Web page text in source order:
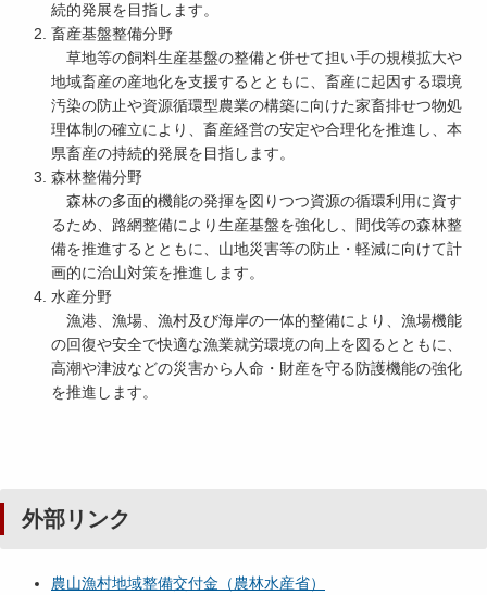
続的発展を目指します。
畜産基盤整備分野
草地等の飼料生産基盤の整備と併せて担い手の規模拡大や
地域畜産の産地化を支援するとともに、畜産に起因する環境
汚染の防止や資源循環型農業の構築に向けた家畜排せつ物処
理体制の確立により、畜産経営の安定や合理化を推進し、本
県畜産の持続的発展を目指します。
森林整備分野
森林の多面的機能の発揮を図りつつ資源の循環利用に資す
るため、路網整備により生産基盤を強化し、間伐等の森林整
備を推進するとともに、山地災害等の防止・軽減に向けて計
画的に治山対策を推進します。
水産分野
漁港、漁場、漁村及び海岸の一体的整備により、漁場機能
の回復や安全で快適な漁業就労環境の向上を図るとともに、
高潮や津波などの災害から人命・財産を守る防護機能の強化
を推進します。
外部リンク
農山漁村地域整備交付金（農林水産省）